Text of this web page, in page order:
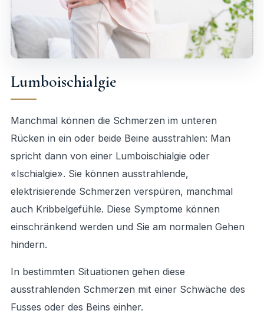
Lumboischialgie
Manchmal können die Schmerzen im unteren
Rücken in ein oder beide Beine ausstrahlen: Man
spricht dann von einer Lumboischialgie oder
«Ischialgie». Sie können ausstrahlende,
elektrisierende Schmerzen verspüren, manchmal
auch Kribbelgefühle. Diese Symptome können
einschränkend werden und Sie am normalen Gehen
hindern.
In bestimmten Situationen gehen diese
ausstrahlenden Schmerzen mit einer Schwäche des
Fusses oder des Beins einher.